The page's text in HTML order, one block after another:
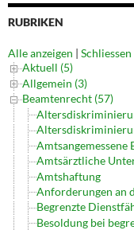
RUBRIKEN
Alle anzeigen | Schliessen
Aktuell (5)
Allgemein (3)
Beamtenrecht (57)
Amtsangemessene
Amtsärztliche
Amtshaftung
Anforderungen an
Begrenzte
Besoldung bei